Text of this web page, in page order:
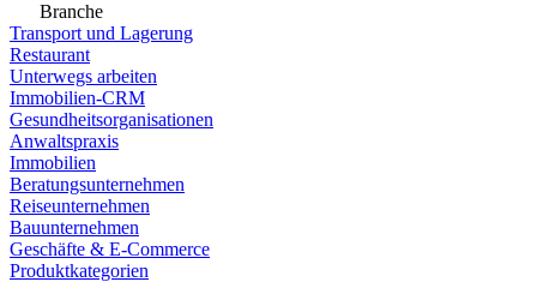
Branche
Transport und Lagerung
Restaurant
Unterwegs arbeiten
Immobilien-CRM
Gesundheitsorganisationen
Anwaltspraxis
Immobilien
Beratungsunternehmen
Reiseunternehmen
Bauunternehmen
Geschäfte & E-Commerce
Produktkategorien